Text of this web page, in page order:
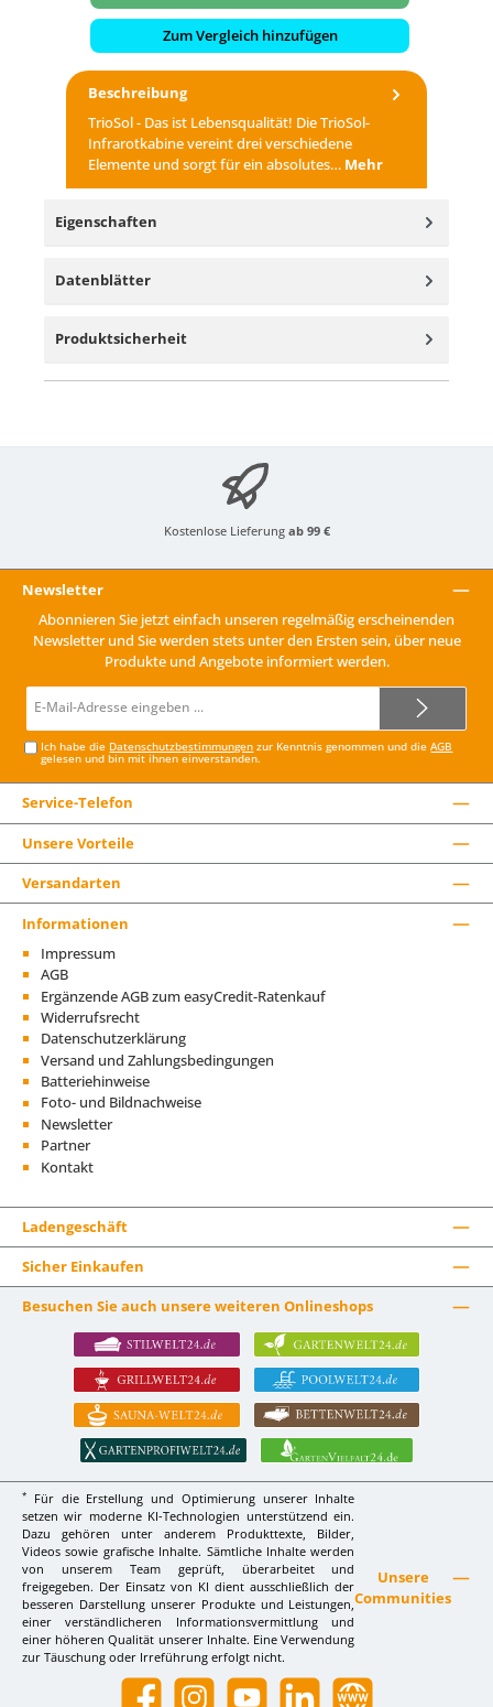
Zum Vergleich hinzufügen
Beschreibung
TrioSol - Das ist Lebensqualität! Die TrioSol-
Infrarotkabine vereint drei verschiedene
Elemente und sorgt für ein absolutes… Mehr
Eigenschaften
Datenblätter
Produktsicherheit
Kostenlose Lieferung ab 99 €
Newsletter
Abonnieren Sie jetzt einfach unseren regelmäßig erscheinenden
Newsletter und Sie werden stets unter den Ersten sein, über neue
Produkte und Angebote informiert werden.
Mail-
Ich habe die Datenschutzbestimmungen zur Kenntnis genommen und dieAGB
gelesen und bin mit ihnen einverstanden.
Service-Telefon
Unsere Vorteile
Versandarten
Informationen
Impressum
AGB
Ergänzende AGB zum easyCredit-Ratenkauf
Widerrufsrecht
Datenschutzerklärung
Versand und Zahlungsbedingungen
Batteriehinweise
Foto- und Bildnachweise
Newsletter
Partner
Kontakt
Ladengeschäft
Sicher Einkaufen
Besuchen Sie auch unsere weiteren Onlineshops
*
Für die Erstellung und Optimierung unserer Inhalte
setzen wir moderne KI-Technologien unterstützend ein.
Dazu gehören unter anderem Produkttexte, Bilder,
Videos sowie grafische Inhalte. Sämtliche Inhalte werden
von unserem Team geprüft, überarbeitet und
freigegeben. Der Einsatz von KI dient ausschließlich der
besseren Darstellung unserer Produkte und Leistungen,
einer verständlicheren Informationsvermittlung und
einer höheren Qualität unserer Inhalte. Eine Verwendung
zur Täuschung oder Irreführung erfolgt nicht.
Unsere
Communities